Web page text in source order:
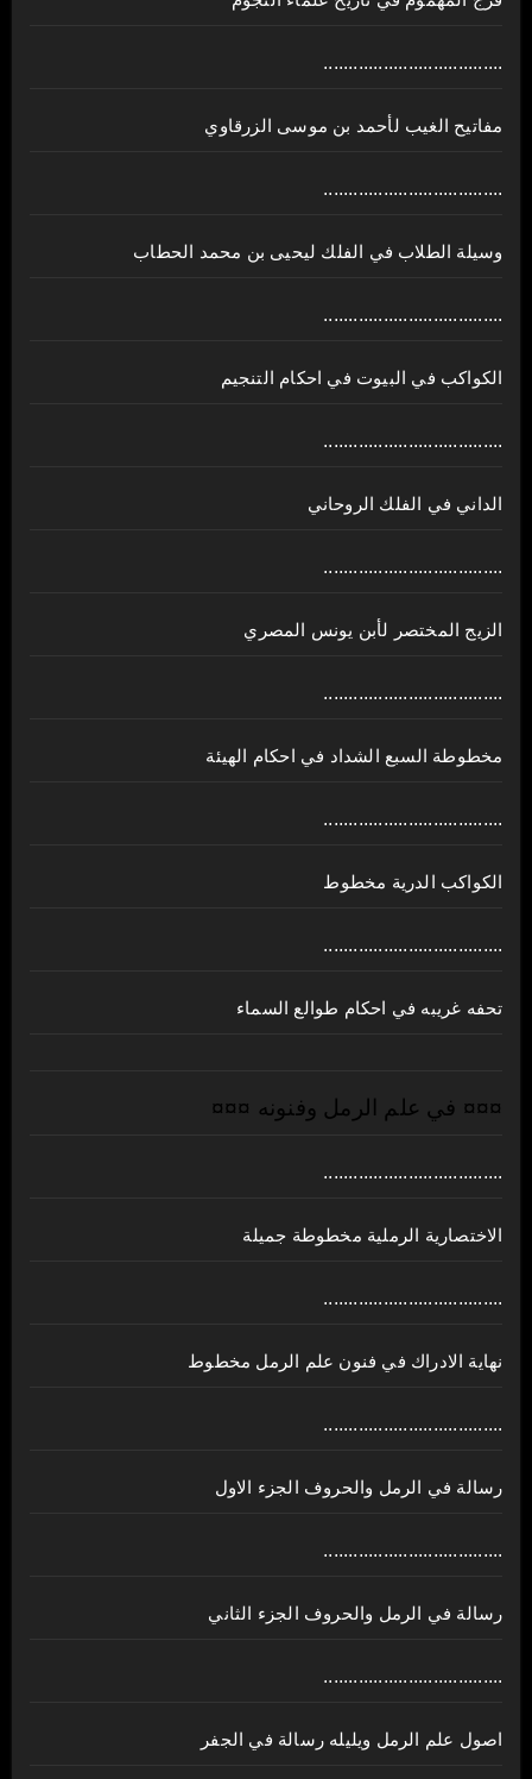
....................................
مفاتيح الغيب لأحمد بن موسى الزرقاوي
....................................
وسيلة الطلاب في الفلك ليحيى بن محمد الحطاب
....................................
الكواكب في البيوت في احكام التنجيم
....................................
الداني في الفلك الروحاني
....................................
الزيج المختصر لأبن يونس المصري
....................................
مخطوطة السبع الشداد في احكام الهيئة
....................................
الكواكب الدرية مخطوط
....................................
تحفه غريبه في احكام طوالع السماء
¤¤¤ في علم الرمل وفنونه ¤¤¤
....................................
الاختصارية الرملية مخطوطة جميلة
....................................
نهاية الادراك في فنون علم الرمل مخطوط
....................................
رسالة في الرمل والحروف الجزء الاول
....................................
رسالة في الرمل والحروف الجزء الثاني
....................................
اصول علم الرمل ويليله رسالة في الجفر